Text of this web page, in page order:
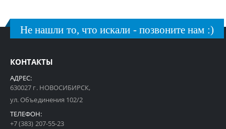
Не нашли то, что искали - позвоните нам :)
КОНТАКТЫ
АДРЕС:
630027 г. НОВОСИБИРСК,
ул. Объединения 102/2
ТЕЛЕФОН:
+7 (383) 207-55-23